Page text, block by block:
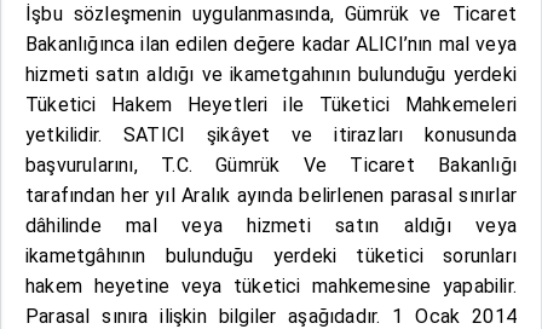
İşbu sözleşmenin uygulanmasında, Gümrük ve Ticaret
Bakanlığınca ilan edilen değere kadar ALICI’nın mal veya
hizmeti satın aldığı ve ikametgahının bulunduğu yerdeki
Tüketici Hakem Heyetleri ile Tüketici Mahkemeleri
yetkilidir. SATICI şikâyet ve itirazları konusunda
başvurularını, T.C. Gümrük Ve Ticaret Bakanlığı
tarafından her yıl Aralık ayında belirlenen parasal sınırlar
dâhilinde mal veya hizmeti satın aldığı veya
ikametgâhının bulunduğu yerdeki tüketici sorunları
hakem heyetine veya tüketici mahkemesine yapabilir.
Parasal sınıra ilişkin bilgiler aşağıdadır. 1 Ocak 2014